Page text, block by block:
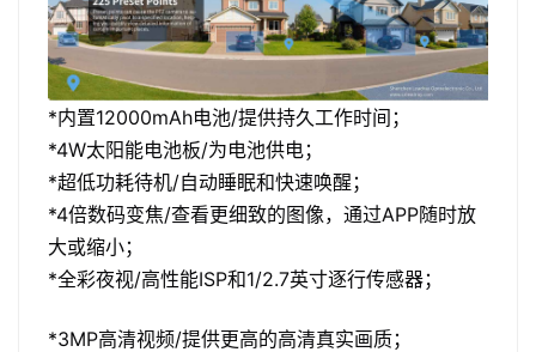
*内置12000mAh电池/提供持久工作时间；
*4W太阳能电池板/为电池供电；
*超低功耗待机/自动睡眠和快速唤醒；
*4倍数码变焦/查看更细致的图像，通过APP随时放
大或缩小；
*全彩夜视/高性能ISP和1/2.7英寸逐行传感器；
*3MP高清视频/提供更高的高清真实画质；